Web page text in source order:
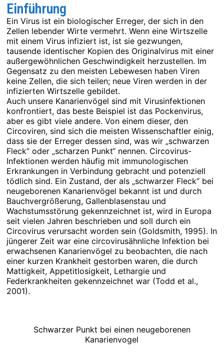
Einführung
Ein Virus ist ein biologischer Erreger, der sich in den
Zellen lebender Wirte vermehrt. Wenn eine Wirtszelle
mit einem Virus infiziert ist, ist sie gezwungen,
tausende identischer Kopien des Originalvirus mit einer
außergewöhnlichen Geschwindigkeit herzustellen. Im
Gegensatz zu den meisten Lebewesen haben Viren
keine Zellen, die sich teilen; neue Viren werden in der
infizierten Wirtszelle gebildet.
Auch unsere Kanarienvögel sind mit Virusinfektionen
konfrontiert, das beste Beispiel ist das Pockenvirus,
aber es gibt viele andere. Von einem dieser, den
Circoviren, sind sich die meisten Wissenschaftler einig,
dass sie der Erreger dessen sind, was wir „schwarzen
Fleck“ oder „scharzen Punkt“ nennen. Circovirus-
Infektionen werden häufig mit immunologischen
Erkrankungen in Verbindung gebracht und potenziell
tödlich sind. Ein Zustand, der als „schwarzer Fleck“ bei
neugeborenen Kanarienvögel bekannt ist und durch
Bauchvergrößerung, Gallenblasenstau und
Wachstumsstörung gekennzeichnet ist, wird in Europa
seit vielen Jahren beschrieben und soll durch ein
Circovirus verursacht worden sein (Goldsmith, 1995). In
jüngerer Zeit war eine circovirusähnliche Infektion bei
erwachsenen Kanarienvögel zu beobachten, die nach
einer kurzen Krankheit gestorben waren, die durch
Mattigkeit, Appetitlosigkeit, Lethargie und
Federkrankheiten gekennzeichnet war (Todd et al.,
2001).
Schwarzer Punkt bei einen neugeborenen
Kanarienvogel